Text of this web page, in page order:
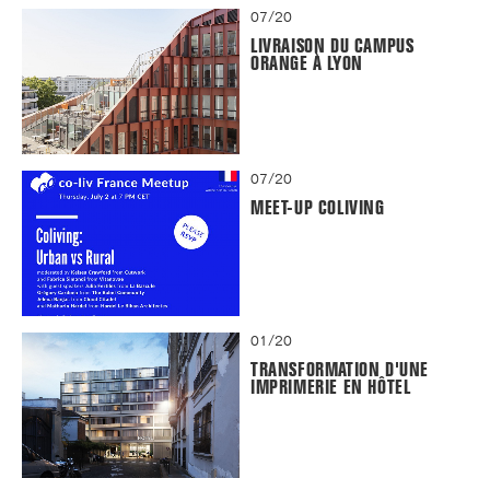
07/20
LIVRAISON DU CAMPUS
ORANGE À LYON
07/20
MEET-UP COLIVING
01/20
TRANSFORMATION D'UNE
IMPRIMERIE EN HÔTEL